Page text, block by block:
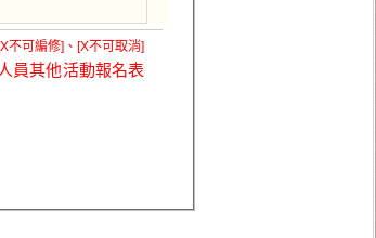
不可編修]、[X不可取消]
員其他活動報名表